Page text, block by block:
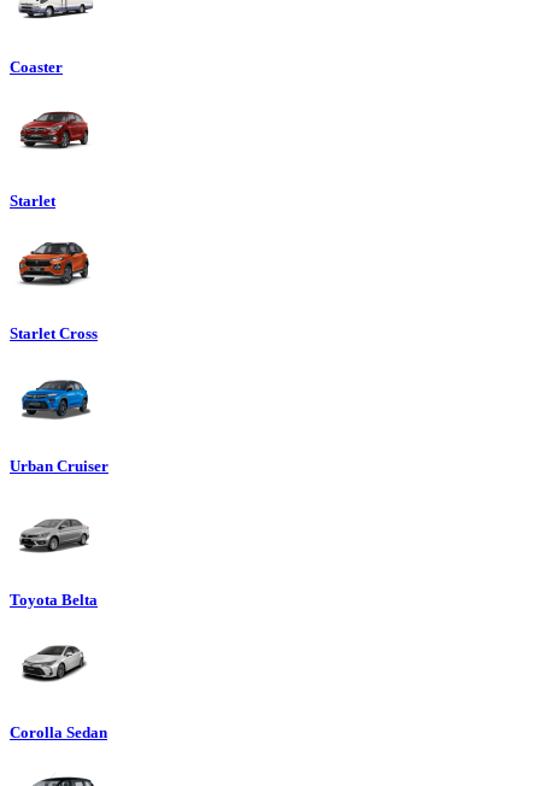
Coaster
Starlet
Starlet Cross
Urban Cruiser
Toyota Belta
Corolla Sedan